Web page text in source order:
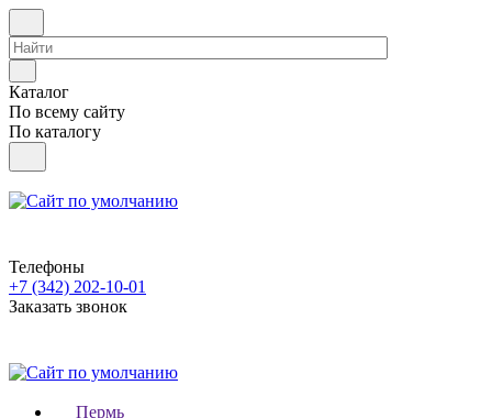
Каталог
По всему сайту
По каталогу
Телефоны
+7 (342) 202-10-01
Заказать звонок
Пермь